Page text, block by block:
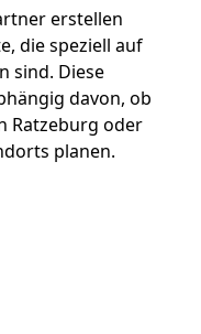
erstellen
die speziell auf
sind. Diese
davon, ob
Ratzeburg oder
planen.